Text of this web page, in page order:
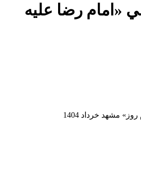
«امام رضا علیه
مشهد خرداد 1404